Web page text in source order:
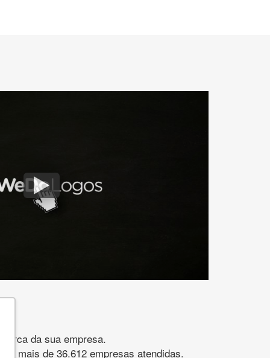
da sua empresa.
mais de 36.612 empresas atendidas.